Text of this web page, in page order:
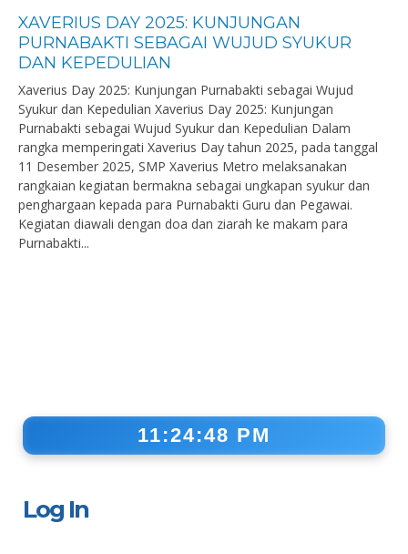
XAVERIUS DAY 2025: KUNJUNGAN
PURNABAKTI SEBAGAI WUJUD SYUKUR
DAN KEPEDULIAN
Xaverius Day 2025: Kunjungan Purnabakti sebagai Wujud
Syukur dan Kepedulian Xaverius Day 2025: Kunjungan
Purnabakti sebagai Wujud Syukur dan Kepedulian Dalam
rangka memperingati Xaverius Day tahun 2025, pada tanggal
11 Desember 2025, SMP Xaverius Metro melaksanakan
rangkaian kegiatan bermakna sebagai ungkapan syukur dan
penghargaan kepada para Purnabakti Guru dan Pegawai.
Kegiatan diawali dengan doa dan ziarah ke makam para
Purnabakti...
11:24:48 PM
Log In